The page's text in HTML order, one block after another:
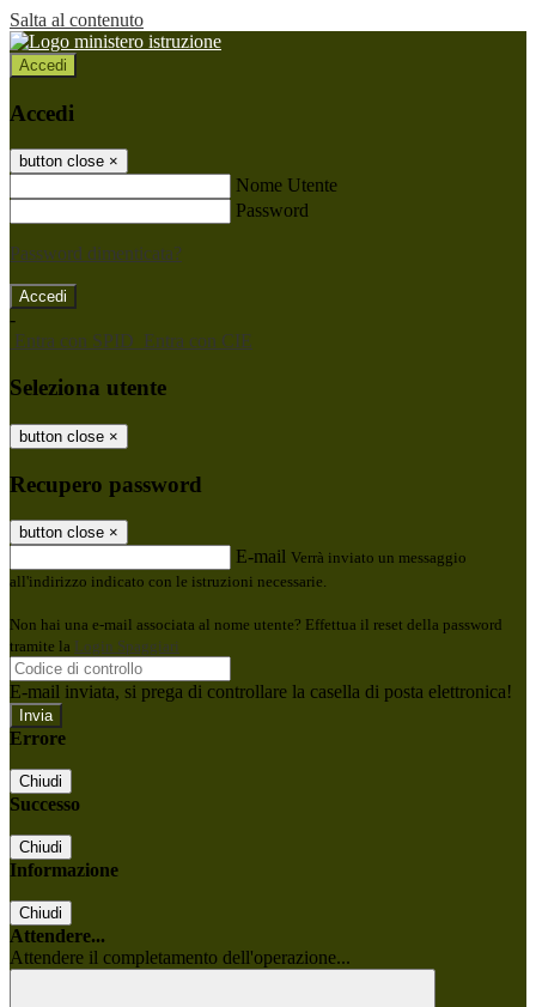
Salta al contenuto
Accedi
Accedi
button close ×
Nome Utente
Password
Password dimenticata?
-
Entra con SPID Entra con CIE
Seleziona utente
button close ×
Recupero password
button close ×
E-mail Verrà inviato un messaggio
all'indirizzo indicato con le istruzioni necessarie.
Non hai una e-mail associata al nome utente? Effettua il reset della password
tramite la Login Spaggiari
E-mail inviata, si prega di controllare la casella di posta elettronica!
Errore
Chiudi
Successo
Chiudi
Informazione
Chiudi
Attendere...
Attendere il completamento dell'operazione...